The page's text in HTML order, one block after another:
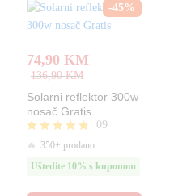
-45%
74,90 KM
136,90KM
Solarni reflektor 300w
nosač Gratis
Ocjenjeno
od 5
09
🔥 350+ prodano
Uštedite 10% s kuponom